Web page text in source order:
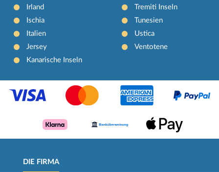
Irland
Ischia
Italien
Jersey
Kanarische Inseln
Tremiti Inseln
Tunesien
Ustica
Ventotene
DIE FIRMA